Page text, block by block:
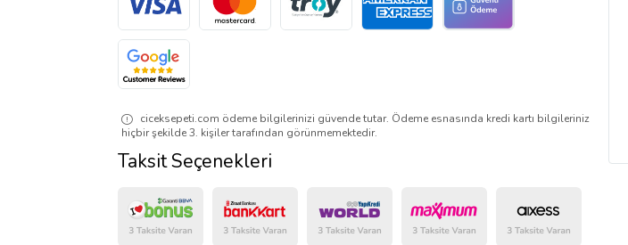
ciceksepeti.com ödeme bilgilerinizi güvende tutar. Ödeme esnasında kredi kartı bilgileriniz
hiçbir şekilde 3. kişiler tarafından görünmemektedir.
Taksit Seçenekleri